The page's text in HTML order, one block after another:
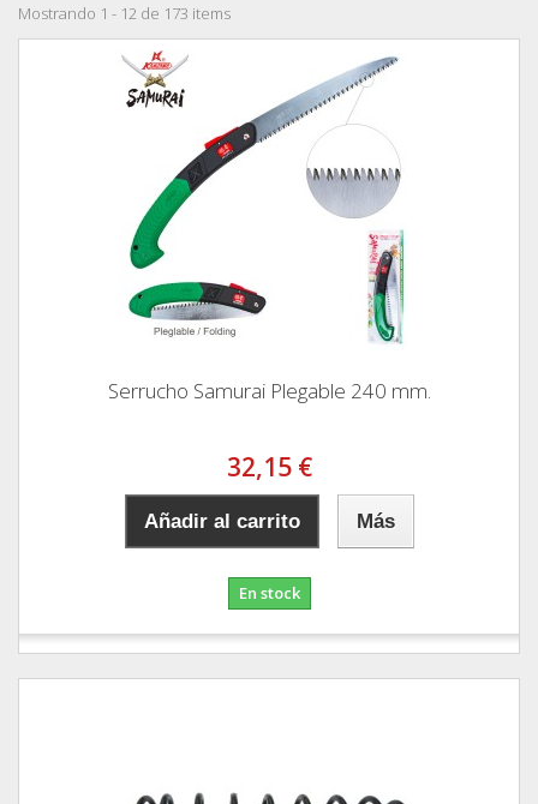
Mostrando 1 - 12 de 173 items
Serrucho Samurai Plegable 240 mm.
32,15 €
Añadir al carrito Más
En stock